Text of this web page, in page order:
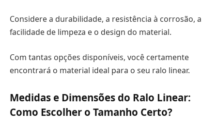
Considere a durabilidade, a resistência à corrosão, a
facilidade de limpeza e o design do material.
Com tantas opções disponíveis, você certamente
encontrará o material ideal para o seu ralo linear.
Medidas e Dimensões do Ralo Linear:
Como Escolher o Tamanho Certo?